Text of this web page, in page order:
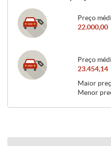
Preço
22.000,00
Preço
23.454,14
Maior
Menor